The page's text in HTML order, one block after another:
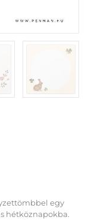
egy
hétköznapokba.